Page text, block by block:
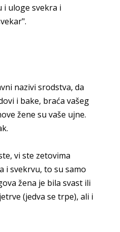
i uloge svekra i
nazivi srodstva, da
i bake, braća vašeg
žene su vaše ujne.
vi ste zetovima
i svekrvu, to su samo
žena je bila svast ili
(jedva se trpe), ali i